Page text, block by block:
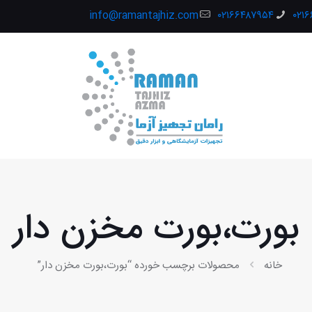
۰۲۱۶۶۴۸۷۹۵۴ info@ramantajhiz.com
بورت،بورت مخزن دار
خانه محصولات برچسب خورده “بورت،بورت مخزن دار”